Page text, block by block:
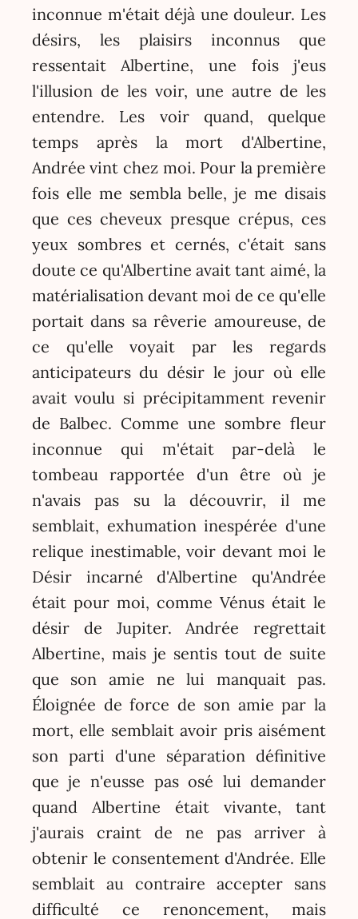
inconnue m'était déjà une douleur. Les
désirs, les plaisirs inconnus que
ressentait Albertine, une fois j'eus
l'illusion de les voir, une autre de les
entendre. Les voir quand, quelque
temps après la mort d'Albertine,
Andrée vint chez moi. Pour la première
fois elle me sembla belle, je me disais
que ces cheveux presque crépus, ces
yeux sombres et cernés, c'était sans
doute ce qu'Albertine avait tant aimé, la
matérialisation devant moi de ce qu'elle
portait dans sa rêverie amoureuse, de
ce qu'elle voyait par les regards
anticipateurs du désir le jour où elle
avait voulu si précipitamment revenir
de Balbec. Comme une sombre fleur
inconnue qui m'était par-delà le
tombeau rapportée d'un être où je
n'avais pas su la découvrir, il me
semblait, exhumation inespérée d'une
relique inestimable, voir devant moi le
Désir incarné d'Albertine qu'Andrée
était pour moi, comme Vénus était le
désir de Jupiter. Andrée regrettait
Albertine, mais je sentis tout de suite
que son amie ne lui manquait pas.
Éloignée de force de son amie par la
mort, elle semblait avoir pris aisément
son parti d'une séparation définitive
que je n'eusse pas osé lui demander
quand Albertine était vivante, tant
j'aurais craint de ne pas arriver à
obtenir le consentement d'Andrée. Elle
semblait au contraire accepter sans
difficulté ce renoncement, mais